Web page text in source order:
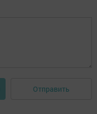
Отправить